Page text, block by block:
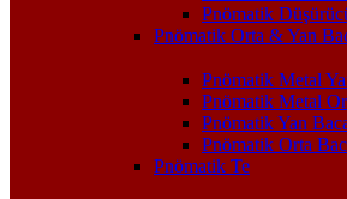
Pnömatik
Pnömatik Orta & Yan
Pnömatik Metal
Pnömatik Metal
Pnömatik Yan
Pnömatik Orta
Pnömatik Te